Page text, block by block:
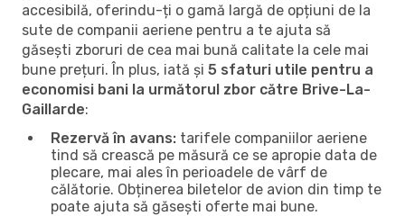
accesibilă, oferindu-ți o gamă largă de opțiuni de la
sute de companii aeriene pentru a te ajuta să
găsești zboruri de cea mai bună calitate la cele mai
bune prețuri. În plus, iată și 5 sfaturi utile pentru a
economisi bani la următorul zbor către Brive-La-
Gaillarde:
Rezervă în avans: tarifele companiilor aeriene
tind să crească pe măsură ce se apropie data de
plecare, mai ales în perioadele de vârf de
călătorie. Obținerea biletelor de avion din timp te
poate ajuta să găsești oferte mai bune.